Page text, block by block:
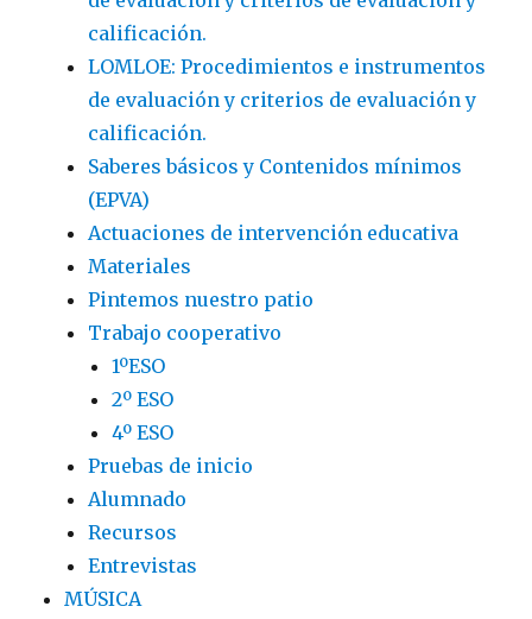
calificación.
LOMLOE: Procedimientos e instrumentos
de evaluación y criterios de evaluación y
calificación.
Saberes básicos y Contenidos mínimos
(EPVA)
Actuaciones de intervención educativa
Materiales
Pintemos nuestro patio
Trabajo cooperativo
1ºESO
2º ESO
4º ESO
Pruebas de inicio
Alumnado
Recursos
Entrevistas
MÚSICA